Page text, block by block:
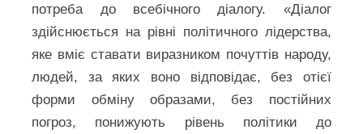
потреба до всебічного діалогу. «Діалог
здійснюється на рівні політичного лідерства,
яке вміє ставати виразником почуттів народу,
людей, за яких воно відповідає, без отієї
форми обміну образами, без постійних
погроз, понижують рівень політики до